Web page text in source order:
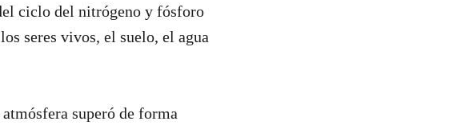
ciclo del nitrógeno y fósforo
seres vivos, el suelo, el agua
superó de forma